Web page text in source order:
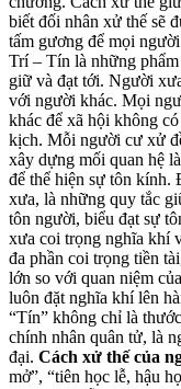
biết đối nhân xử thế sẽ
tấm gương để mọi
Trí – Tín là những
giữ và đạt tới. Người
với người khác. Mọi
khác để xã hội không
kịch. Mỗi người cư xử
xây dựng mối quan hệ
để thể hiện sự tôn kính.
xưa, là những quy tắc
tôn người, biểu đạt sự
xưa coi trọng nghĩa khí
đa phần coi trọng tiền
lớn so với quan niệm
luôn đặt nghĩa khí lên
“Tín” không chỉ là
chính nhân quân tử, là
đại. Cách xử thế của
mở”, “tiên học lễ, hậu